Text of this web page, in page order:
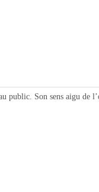
Son sens aigu de